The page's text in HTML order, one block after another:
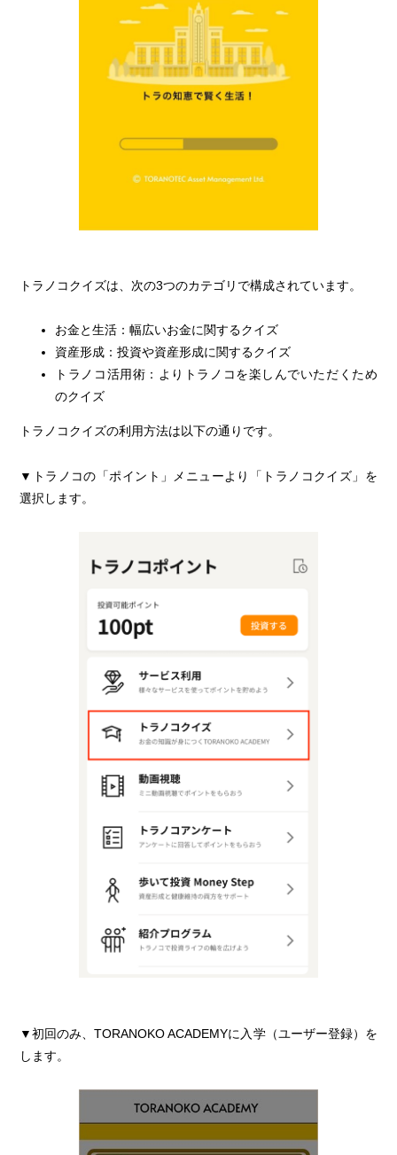
トラノコクイズは、次の3つのカテゴリで構成されています。
お金と生活：幅広いお金に関するクイズ
資産形成：投資や資産形成に関するクイズ
トラノコ活用術：よりトラノコを楽しんでいただくため
のクイズ
トラノコクイズの利用方法は以下の通りです。
▼トラノコの「ポイント」メニューより「トラノコクイズ」を
選択します。
▼初回のみ、TORANOKO ACADEMYに入学（ユーザー登録）を
します。